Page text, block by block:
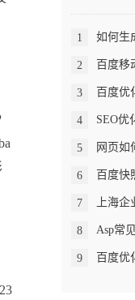
1 如何生
2 百度移
3 百度优
4 SEO优
5 网页如
6 百度快
7 上海企
8 Asp常
9 百度优